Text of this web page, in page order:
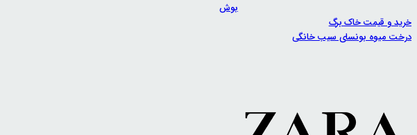
بوش
خرید و قیمت خاک برگ
درخت میوه بونسای سیب خانگی